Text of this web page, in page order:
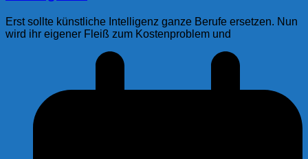
Erst sollte künstliche Intelligenz ganze Berufe ersetzen. Nun
wird ihr eigener Fleiß zum Kostenproblem und